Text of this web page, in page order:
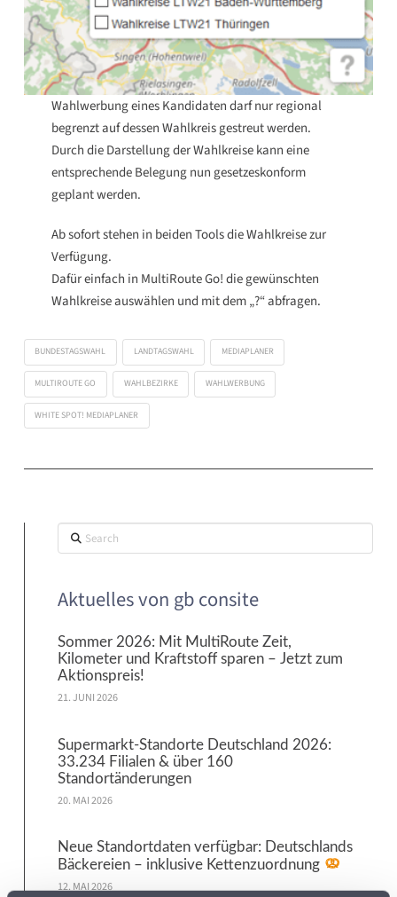
Wahlwerbung eines Kandidaten darf nur regional
begrenzt auf dessen Wahlkreis gestreut werden.
Durch die Darstellung der Wahlkreise kann eine
entsprechende Belegung nun gesetzeskonform
geplant werden.
Ab sofort stehen in beiden Tools die Wahlkreise zur
Verfügung.
Dafür einfach in MultiRoute Go! die gewünschten
Wahlkreise auswählen und mit dem „?“ abfragen.
BUNDESTAGSWAHL LANDTAGSWAHL MEDIAPLANER
MULTIROUTE GO WAHLBEZIRKE WAHLWERBUNG
WHITE SPOT! MEDIAPLANER
Search
Aktuelles von gb consite
Sommer 2026: Mit MultiRoute Zeit,
Kilometer und Kraftstoff sparen – Jetzt zum
Aktionspreis!
21. JUNI 2026
Supermarkt-Standorte Deutschland 2026:
33.234 Filialen & über 160
Standortänderungen
20. MAI 2026
Neue Standortdaten verfügbar: Deutschlands
Bäckereien – inklusive Kettenzuordnung
12. MAI 2026